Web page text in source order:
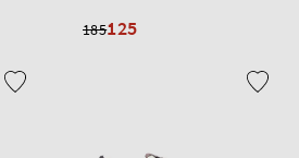
185125